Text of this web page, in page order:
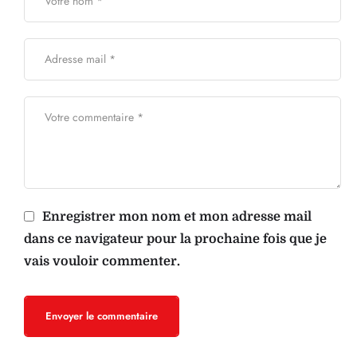
Enregistrer mon nom et mon adresse mail
dans ce navigateur pour la prochaine fois que je
vais vouloir commenter.
Envoyer le commentaire